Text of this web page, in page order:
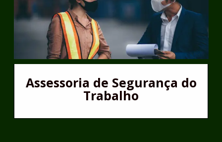
Assessoria de Segurança do
Trabalho